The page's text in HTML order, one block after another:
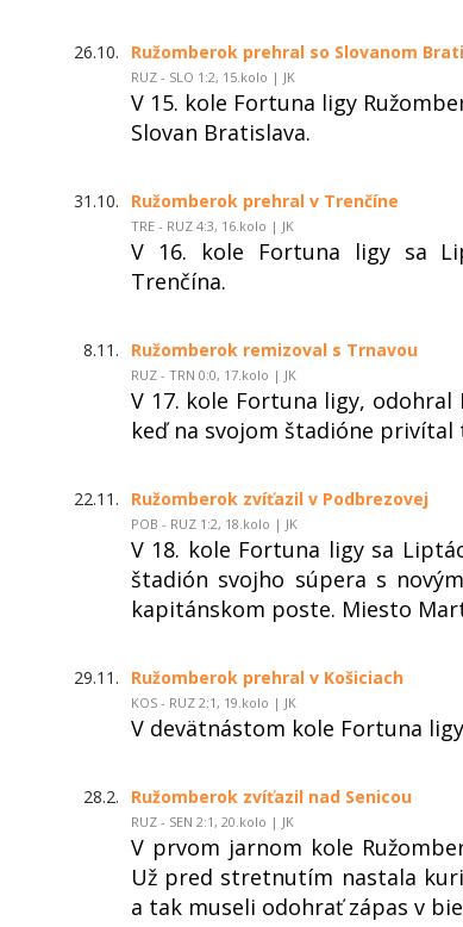
26.10. Ružomberok prehral so Slovanom
RUZ - SLO 1:2, 15.kolo | JK
V 15. kole Fortuna ligy
Slovan Bratislava.
31.10. Ružomberok prehral v Trenčíne
TRE - RUZ 4:3, 16.kolo | JK
V 16. kole Fortuna ligy sa
Trenčína.
8.11. Ružomberok remizoval s Trnavou
RUZ - TRN 0:0, 17.kolo | JK
V 17. kole Fortuna ligy, odohral
keď na svojom štadióne privítal
22.11. Ružomberok zvíťazil v Podbrezovej
POB - RUZ 1:2, 18.kolo | JK
V 18. kole Fortuna ligy sa
štadión svojho súpera s
kapitánskom poste. Miesto
29.11. Ružomberok prehral v Košiciach
KOS - RUZ 2:1, 19.kolo | JK
V devätnástom kole Fortuna
28.2. Ružomberok zvíťazil nad Senicou
RUZ - SEN 2:1, 20.kolo | JK
V prvom jarnom kole
Už pred stretnutím nastala
a tak museli odohrať zápas v